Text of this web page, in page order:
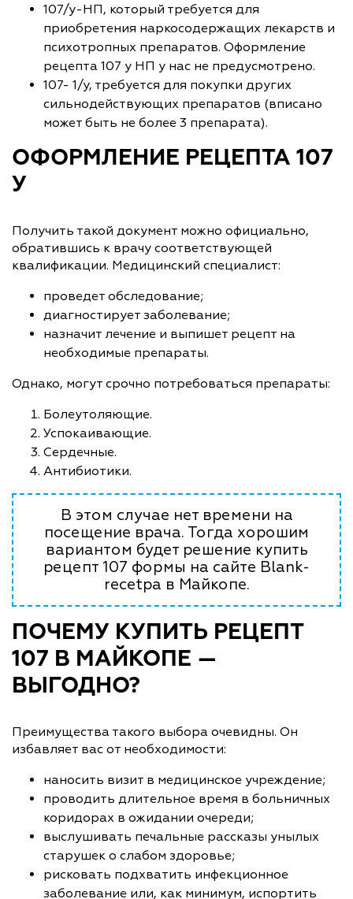
107/у-НП, который требуется для
приобретения наркосодержащих лекарств и
психотропных препаратов. Оформление
рецепта 107 у НП у нас не предусмотрено.
107- 1/у, требуется для покупки других
сильнодействующих препаратов (вписано
может быть не более 3 препарата).
ОФОРМЛЕНИЕ РЕЦЕПТА 107
У
Получить такой документ можно официально,
обратившись к врачу соответствующей
квалификации. Медицинский специалист:
проведет обследование;
диагностирует заболевание;
назначит лечение и выпишет рецепт на
необходимые препараты.
Однако, могут срочно потребоваться препараты:
Болеутоляющие.
Успокаивающие.
Сердечные.
Антибиотики.
В этом случае нет времени на
посещение врача. Тогда хорошим
вариантом будет решение купить
рецепт 107 формы на сайте Blank-
recetpa в Майкопе.
ПОЧЕМУ КУПИТЬ РЕЦЕПТ
107 В МАЙКОПЕ —
ВЫГОДНО?
Преимущества такого выбора очевидны. Он
избавляет вас от необходимости:
наносить визит в медицинское учреждение;
проводить длительное время в больничных
коридорах в ожидании очереди;
выслушивать печальные рассказы унылых
старушек о слабом здоровье;
рисковать подхватить инфекционное
заболевание или, как минимум, испортить